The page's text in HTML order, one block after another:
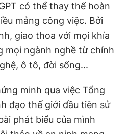
có thể thay thế hoàn
mảng công việc. Bởi
giao thoa với mọi khía
mọi ngành nghề từ chính
ô tô, đời sống...
minh qua việc Tổng
đạo thế giới đầu tiên sử
phát biểu của mình